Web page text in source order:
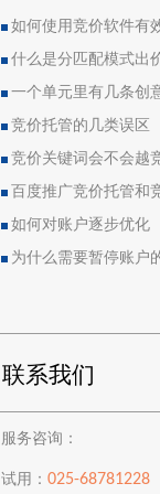
如何使用竞价软件有
中的恶点问题
什么是分匹配模式出
一个单元里有几条创
删除创意会导致账户流
竞价托管的几类误区
竞价关键词会不会越
百度推广竞价托管和
好？
如何对账户逐步优化
为什么需要暂停账户
联系我们
服务咨询：
试用：025-68781228